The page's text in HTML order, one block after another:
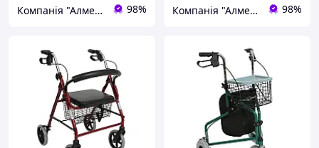
Компанія "Алмедика" 98% Компанія "Алмедика" 98%